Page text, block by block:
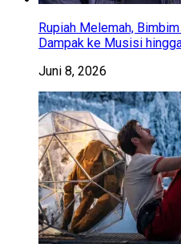
Rupiah Melemah,
Dampak ke Musisi
Juni 8, 2026